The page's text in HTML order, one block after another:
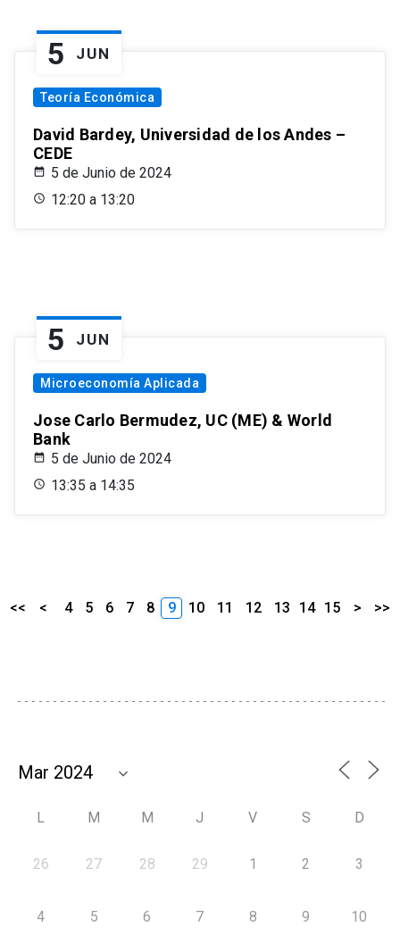
5 JUN
Teoría Económica
David Bardey, Universidad de los Andes –
CEDE
5 de Junio de 2024
12:20 a 13:20
5 JUN
Microeconomía Aplicada
Jose Carlo Bermudez, UC (ME) & World
Bank
5 de Junio de 2024
13:35 a 14:35
<< < 4 5 6 7 8 9 10 11 12 13 14 15 > >>
L M M J V S D
26 27 28 29 1 2 3
4 5 6 7 8 9 10